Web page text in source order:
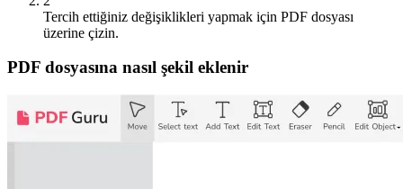
Tercih ettiğiniz değişiklikleri yapmak için PDF dosyası
üzerine çizin.
PDF dosyasına nasıl şekil eklenir